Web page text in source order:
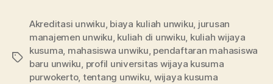
Tags
Akreditasi unwiku, biaya kuliah unwiku, jurusan
manajemen unwiku, kuliah di unwiku, kuliah wijaya
kusuma, mahasiswa unwiku, pendaftaran mahasiswa
baru unwiku, profil universitas wijaya kusuma
purwokerto, tentang unwiku, wijaya kusuma